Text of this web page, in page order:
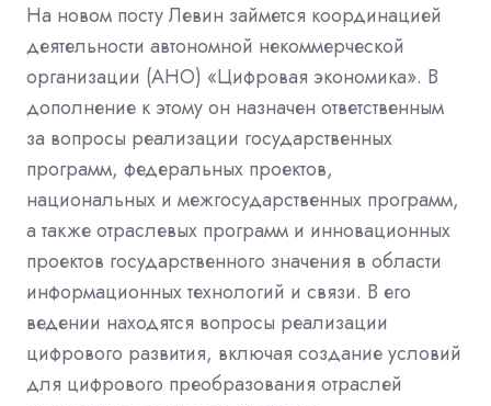
На новом посту Левин займется координацией
деятельности автономной некоммерческой
организации (АНО) «Цифровая экономика». В
дополнение к этому он назначен ответственным
за вопросы реализации государственных
программ, федеральных проектов,
национальных и межгосударственных программ,
а также отраслевых программ и инновационных
проектов государственного значения в области
информационных технологий и связи. В его
ведении находятся вопросы реализации
цифрового развития, включая создание условий
для цифрового преобразования отраслей